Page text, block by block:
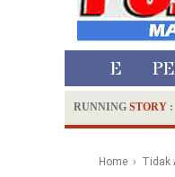
HOME
RUNNING STORY :
Home › Tidak